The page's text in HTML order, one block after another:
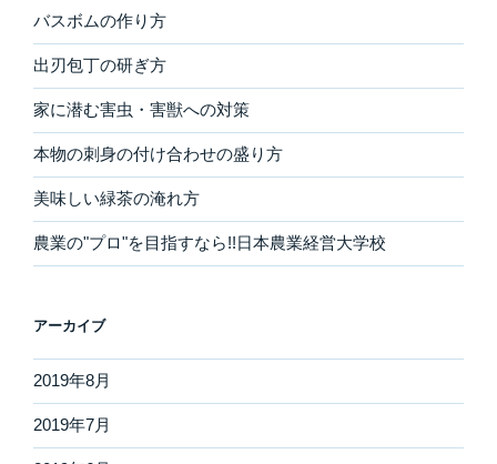
バスボムの作り方
出刃包丁の研ぎ方
家に潜む害虫・害獣への対策
本物の刺身の付け合わせの盛り方
美味しい緑茶の淹れ方
農業の"プロ"を目指すなら!!日本農業経営大学校
アーカイブ
2019年8月
2019年7月